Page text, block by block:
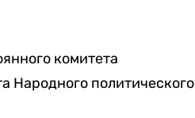
комитета
Народного политического